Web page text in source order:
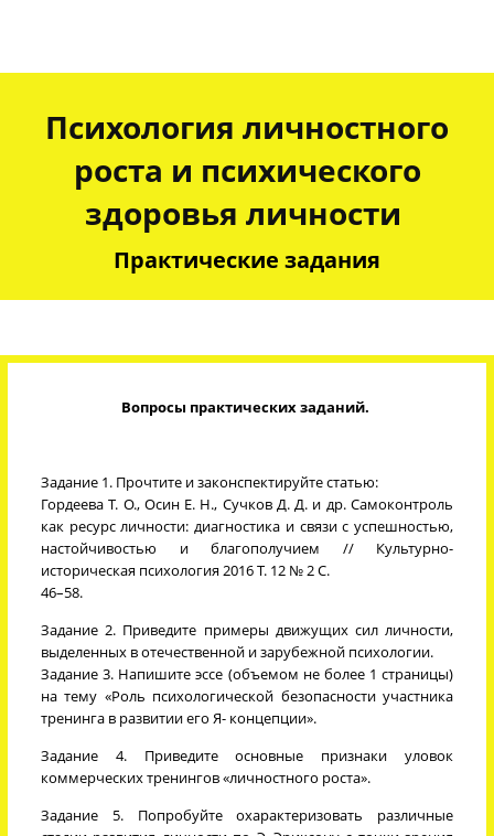
Психология личностного
роста и психического
здоровья личности
Практические задания
Вопросы практических заданий.
Задание 1. Прочтите и законспектируйте статью:
Гордеева Т. О., Осин Е. Н., Сучков Д. Д. и др. Самоконтроль
как ресурс личности: диагностика и связи с успешностью,
настойчивостью и благополучием // Культурно-
историческая психология 2016 Т. 12 № 2 С.
46–58.
Задание 2. Приведите примеры движущих сил личности,
выделенных в отечественной и зарубежной психологии.
Задание 3. Напишите эссе (объемом не более 1 страницы)
на тему «Роль психологической безопасности участника
тренинга в развитии его Я- концепции».
Задание 4. Приведите основные признаки уловок
коммерческих тренингов «личностного роста».
Задание 5. Попробуйте охарактеризовать различные